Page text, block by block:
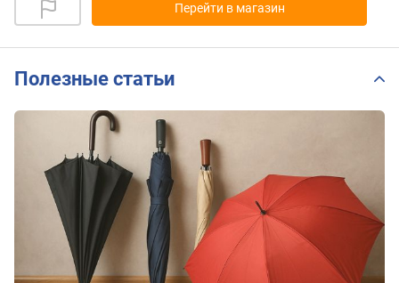
Перейти в магазин
Полезные статьи